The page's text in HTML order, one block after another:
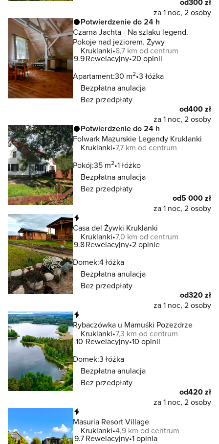
za 1 noc, 2 osoby
Potwierdzenie do 24 h
Czarna Jachta - Na szlaku legend.
Pokoje nad jeziorem. Żywy
Kruklanki 8,7 km od centrum
9.9Rewelacyjny 20 opinii
Apartament:30 m2 3 łóżka
Bezpłatna anulacja
Bez przedpłaty
od400 zł
za 1 noc, 2 osoby
Potwierdzenie do 24 h
Folwark Mazurskie Legendy Kruklanki
Kruklanki 7,7 km od centrum
Pokój:35 m2 1 łóżko
Bezpłatna anulacja
Bez przedpłaty
od5 000 zł
za 1 noc, 2 osoby
Casa del Żywki Kruklanki
Kruklanki 7,0 km od centrum
9.8Rewelacyjny 2 opinie
Domek:4 łóżka
Bezpłatna anulacja
Bez przedpłaty
od320 zł
za 1 noc, 2 osoby
Rybaczówka u Mamuśki Pozezdrze
Kruklanki 7,3 km od centrum
10 Rewelacyjny 10 opinii
Domek:3 łóżka
Bezpłatna anulacja
Bez przedpłaty
od420 zł
za 1 noc, 2 osoby
Masuria Resort Village
Kruklanki 4,9 km od centrum
9.7Rewelacyjny 1 opinia